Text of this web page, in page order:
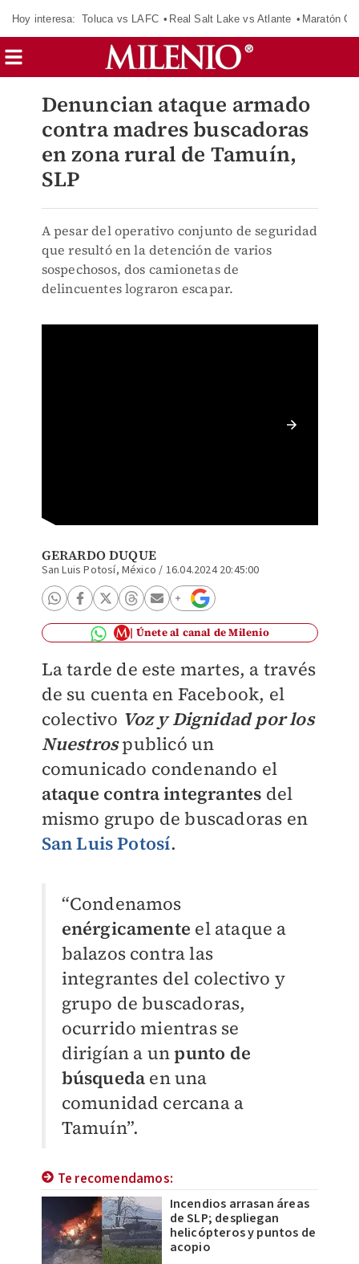
Hoy interesa: Toluca vs LAFC Real Salt Lake vs Atlante Maratón
Denuncian ataque armado
contra madres buscadoras
en zona rural de Tamuín,
SLP
A pesar del operativo conjunto de seguridad
que resultó en la detención de varios
sospechosos, dos camionetas de
delincuentes lograron escapar.
GERARDO DUQUE
San Luis Potosí, México / 16.04.2024 20:45:00
Únete al canal de Milenio
La tarde de este martes, a través
de su cuenta en Facebook, el
colectivo Voz y Dignidad por los
Nuestrospublicó un
comunicado condenando el
ataque contra integrantes del
mismo grupo de buscadoras en
San Luis Potosí.
“Condenamos
enérgicamente el ataque a
balazos contra las
integrantes del colectivo y
grupo de buscadoras,
ocurrido mientras se
dirigían a unpunto de
búsqueda en una
comunidad cercana a
Tamuín”.
Te recomendamos:
Incendios arrasan áreas
de SLP; despliegan
helicópteros y puntos de
acopio